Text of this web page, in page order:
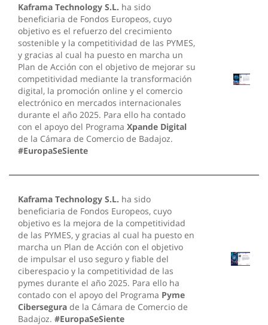
Kaframa Technology S.L. ha sido
beneficiaria de Fondos Europeos, cuyo
objetivo es el refuerzo del crecimiento
sostenible y la competitividad de las PYMES,
y gracias al cual ha puesto en marcha un
Plan de Acción con el objetivo de mejorar su
competitividad mediante la transformación
digital, la promoción online y el comercio
electrónico en mercados internacionales
durante el año 2025. Para ello ha contado
con el apoyo del Programa Xpande Digital
de la Cámara de Comercio de Badajoz.
#EuropaSeSiente
Kaframa Technology S.L. ha sido
beneficiaria de Fondos Europeos, cuyo
objetivo es la mejora de la competitividad
de las PYMES, y gracias al cual ha puesto en
marcha un Plan de Acción con el objetivo
de impulsar el uso seguro y fiable del
ciberespacio y la competitividad de las
pymes durante el año 2025. Para ello ha
contado con el apoyo del Programa Pyme
Cibersegura de la Cámara de Comercio de
Badajoz. #EuropaSeSiente